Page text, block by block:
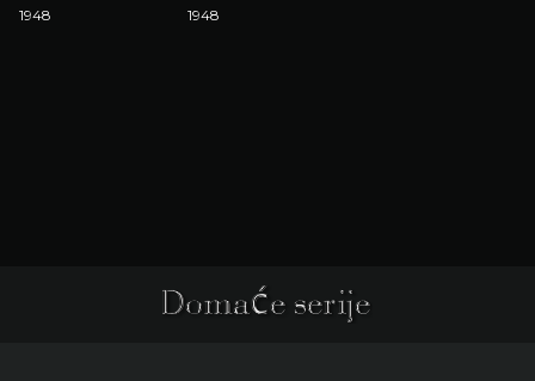
1948 1948